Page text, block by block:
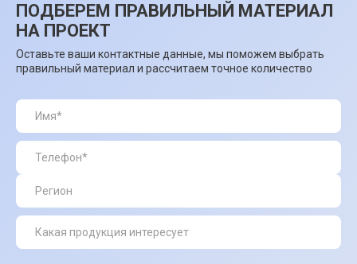
ПОДБЕРЕМ ПРАВИЛЬНЫЙ МАТЕРИАЛ
НА ПРОЕКТ
Оставьте ваши контактные данные, мы поможем выбрать
правильный материал и рассчитаем точное количество